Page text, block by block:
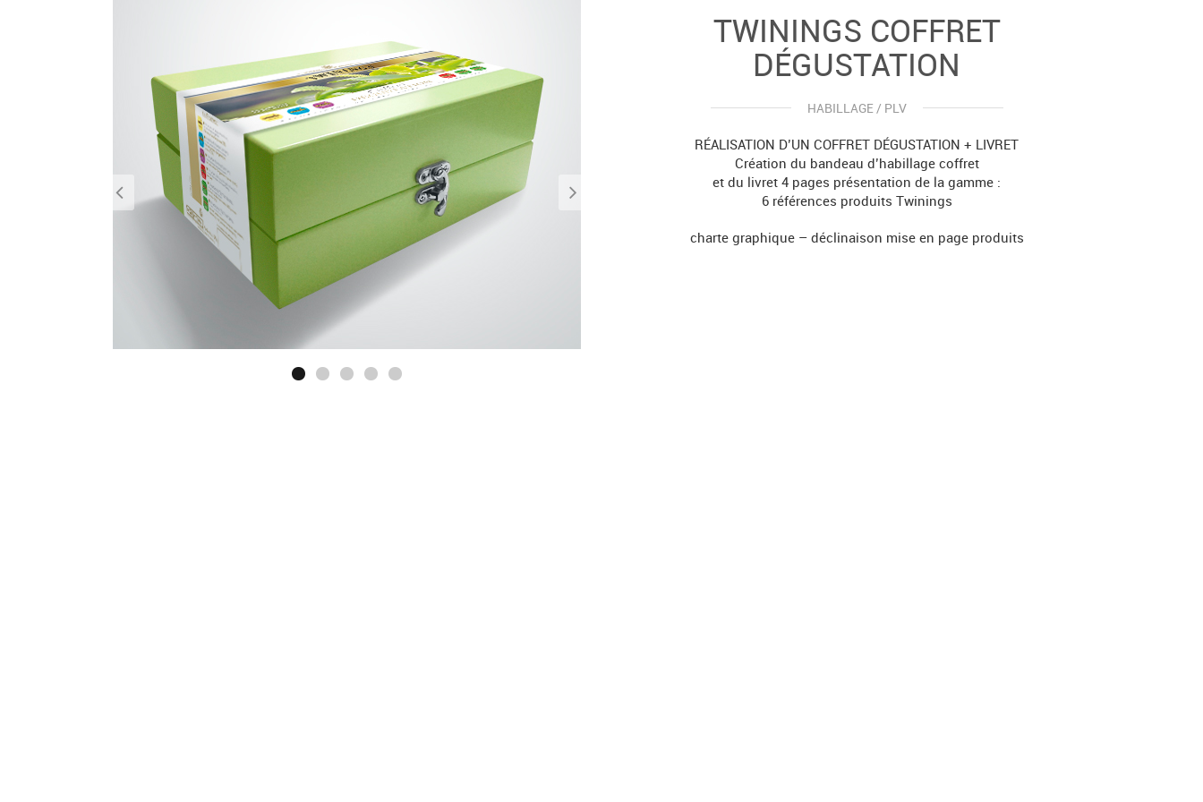
TWININGS COFFRET
DÉGUSTATION
HABILLAGE / PLV
RÉALISATION D’UN COFFRET DÉGUSTATION + LIVRET
Création du bandeau d’habillage coffret
et du livret 4 pages présentation de la gamme :
6 références produits Twinings
charte graphique – déclinaison mise en page produits